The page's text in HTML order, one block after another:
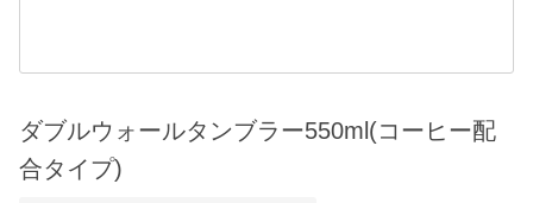
ダブルウォールタンブラー550ml(コーヒー配
合タイプ)